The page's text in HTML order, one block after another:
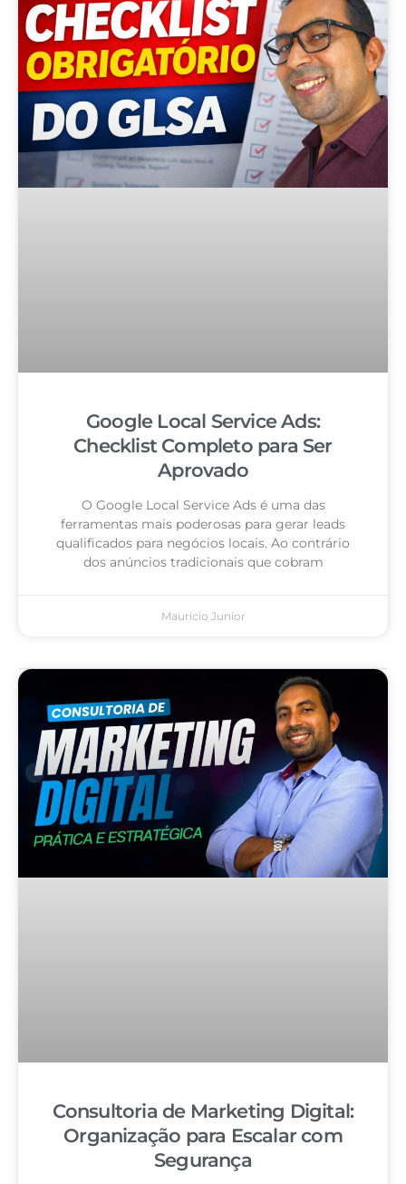
Google Local Service Ads:
Checklist Completo para Ser
Aprovado
O Google Local Service Ads é uma das
ferramentas mais poderosas para gerar leads
qualificados para negócios locais. Ao contrário
dos anúncios tradicionais que cobram
Mauricio Junior
Consultoria de Marketing Digital:
Organização para Escalar com
Segurança